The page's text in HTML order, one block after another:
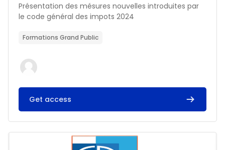
Résumé du cours :
Présentation des mésures nouvelles introduites par
le code général des impots 2024
Formations Grand Public
Get access
Image du cours FISCALITE DES APPROVISIONNEMENTS